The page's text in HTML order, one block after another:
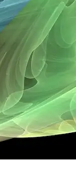
et inconvénients